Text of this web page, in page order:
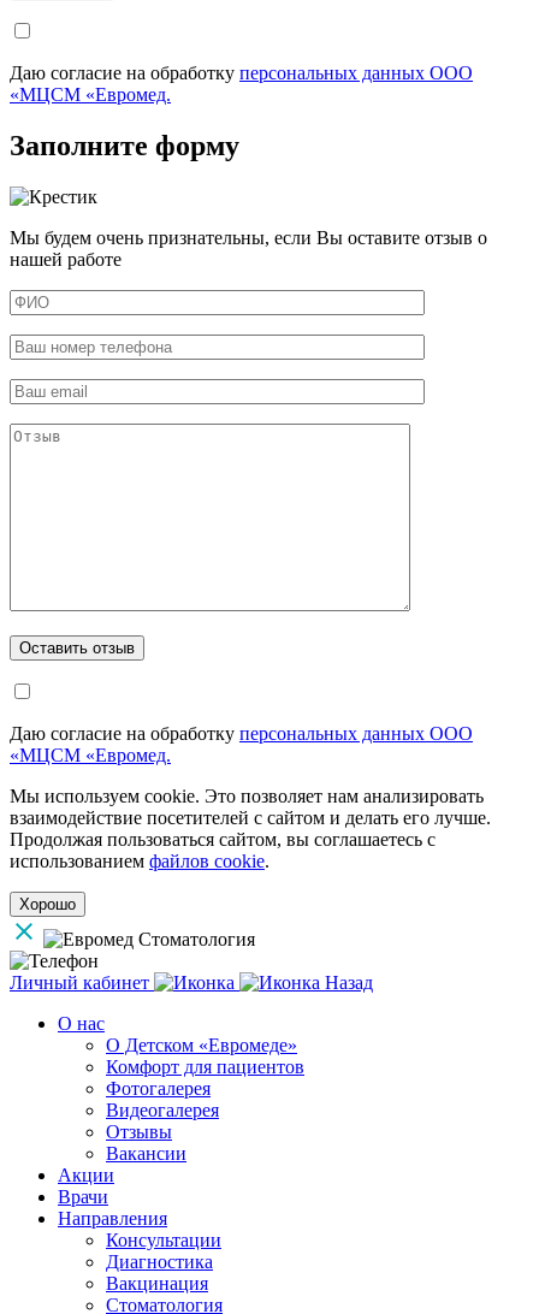
Даю согласие на обработку персональных данных ООО
«МЦСМ «Евромед.
Заполните форму
Мы будем очень признательны, если Вы оставите отзыв о
нашей работе
Даю согласие на обработку персональных данных ООО
«МЦСМ «Евромед.
Мы используем cookie. Это позволяет нам анализировать
взаимодействие посетителей с сайтом и делать его лучше.
Продолжая пользоваться сайтом, вы соглашаетесь с
использованием файлов cookie.
Хорошо
Личный кабинет
Назад
О нас
О Детском «Евромеде»
Комфорт для пациентов
Фотогалерея
Видеогалерея
Отзывы
Вакансии
Акции
Врачи
Направления
Консультации
Диагностика
Вакцинация
Стоматология